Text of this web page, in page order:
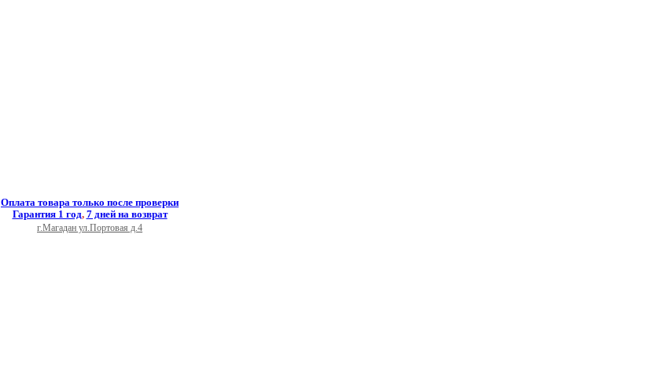
Оплата товара только после проверки
Гарантия 1 год, 7 дней на возврат
г.Магадан ул.Портовая д.4